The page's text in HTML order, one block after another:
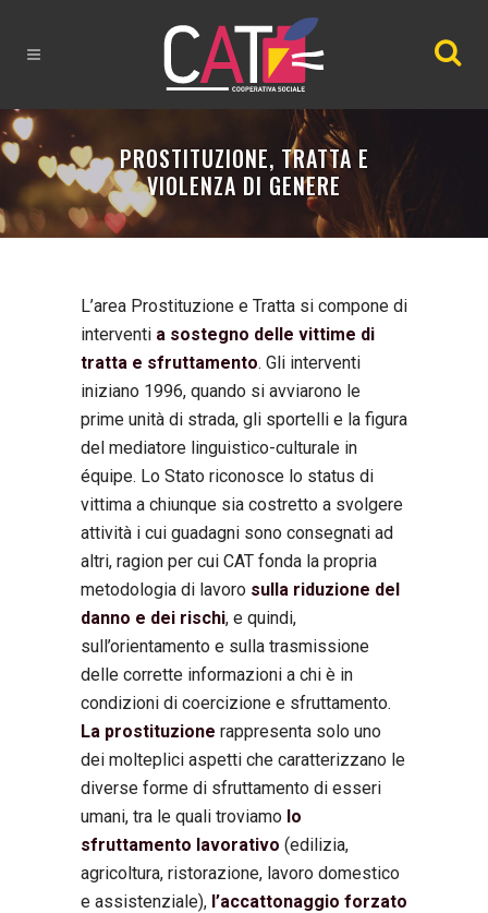
PROSTITUZIONE, TRATTA E
VIOLENZA DI GENERE
L’area Prostituzione e Tratta si compone di
interventi a sostegno delle vittime di
tratta e sfruttamento. Gli interventi
iniziano 1996, quando si avviarono le
prime unità di strada, gli sportelli e la figura
del mediatore linguistico-culturale in
équipe. Lo Stato riconosce lo status di
vittima a chiunque sia costretto a svolgere
attività i cui guadagni sono consegnati ad
altri, ragion per cui CAT fonda la propria
metodologia di lavoro sulla riduzione del
danno e dei rischi, e quindi,
sull’orientamento e sulla trasmissione
delle corrette informazioni a chi è in
condizioni di coercizione e sfruttamento.
La prostituzione rappresenta solo uno
dei molteplici aspetti che caratterizzano le
diverse forme di sfruttamento di esseri
umani, tra le quali troviamo lo
sfruttamento lavorativo (edilizia,
agricoltura, ristorazione, lavoro domestico
e assistenziale), l’accattonaggio forzato